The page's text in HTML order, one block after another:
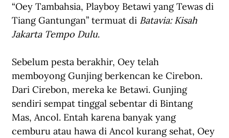
“Oey Tambahsia, Playboy Betawi yang Tewas di
Tiang Gantungan” termuat di Batavia: Kisah
Jakarta Tempo Dulu.
Sebelum pesta berakhir, Oey telah
memboyong Gunjing berkencan ke Cirebon.
Dari Cirebon, mereka ke Betawi. Gunjing
sendiri sempat tinggal sebentar di Bintang
Mas, Ancol. Entah karena banyak yang
cemburu atau hawa di Ancol kurang sehat, Oey